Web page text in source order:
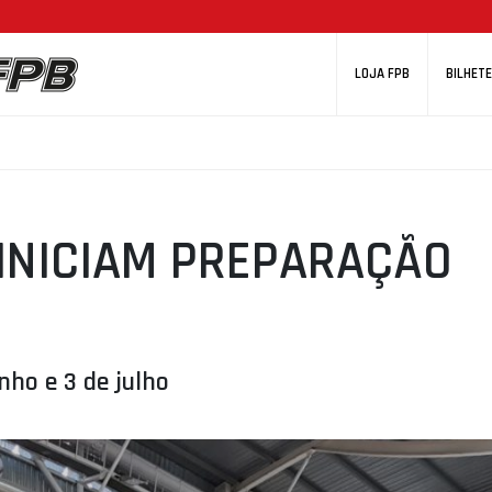
LOJA FPB
PREPARAÇÃO
e 3 de julho